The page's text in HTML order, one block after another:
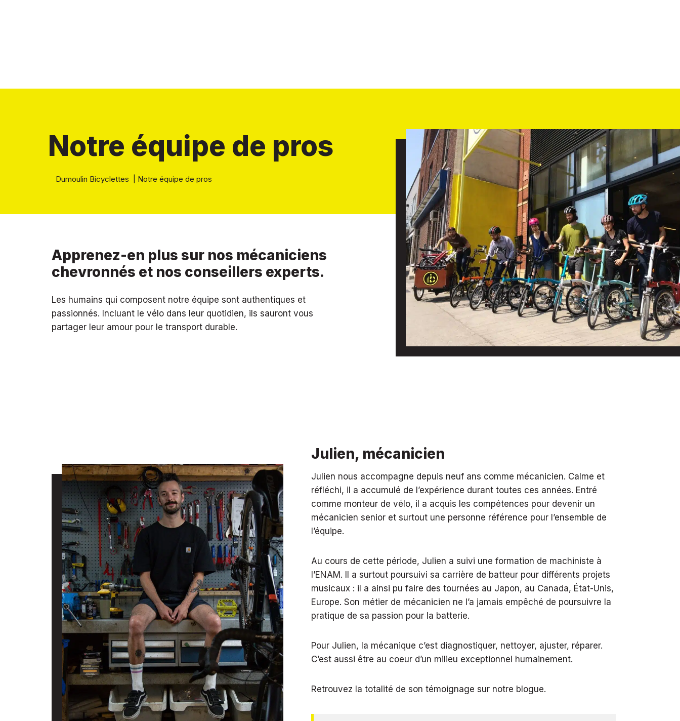
Notre équipe de pros
Dumoulin Bicyclettes Notre équipe de pros
Apprenez-en plus sur nos mécaniciens
chevronnés et nos conseillers experts.
Les humains qui composent notre équipe sont authentiques et
passionnés. Incluant le vélo dans leur quotidien, ils sauront vous
partager leur amour pour le transport durable.
Julien, mécanicien
Julien nous accompagne depuis neuf ans comme mécanicien. Calme et
réfléchi, il a accumulé de l’expérience durant toutes ces années. Entré
comme monteur de vélo, il a acquis les compétences pour devenir un
mécanicien senior et surtout une personne référence pour l’ensemble de
l’équipe.
Au cours de cette période, Julien a suivi une formation de machiniste à
l’ENAM. Il a surtout poursuivi sa carrière de batteur pour différents projets
musicaux : il a ainsi pu faire des tournées au Japon, au Canada, État-Unis,
Europe. Son métier de mécanicien ne l’a jamais empêché de poursuivre la
pratique de sa passion pour la batterie.
Pour Julien, la mécanique c’est diagnostiquer, nettoyer, ajuster, réparer.
C’est aussi être au coeur d’un milieu exceptionnel humainement.
Retrouvez la totalité de son témoignage sur notre blogue.